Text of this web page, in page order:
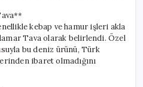
kebap ve hamur işleri akla
Tava olarak belirlendi. Özel
bu deniz ürünü, Türk
ibaret olmadığını